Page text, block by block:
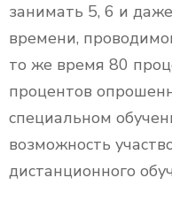
занимать 5, 6 и
времени,
то же время 80
процентов
специальном
возможность
дистанционного